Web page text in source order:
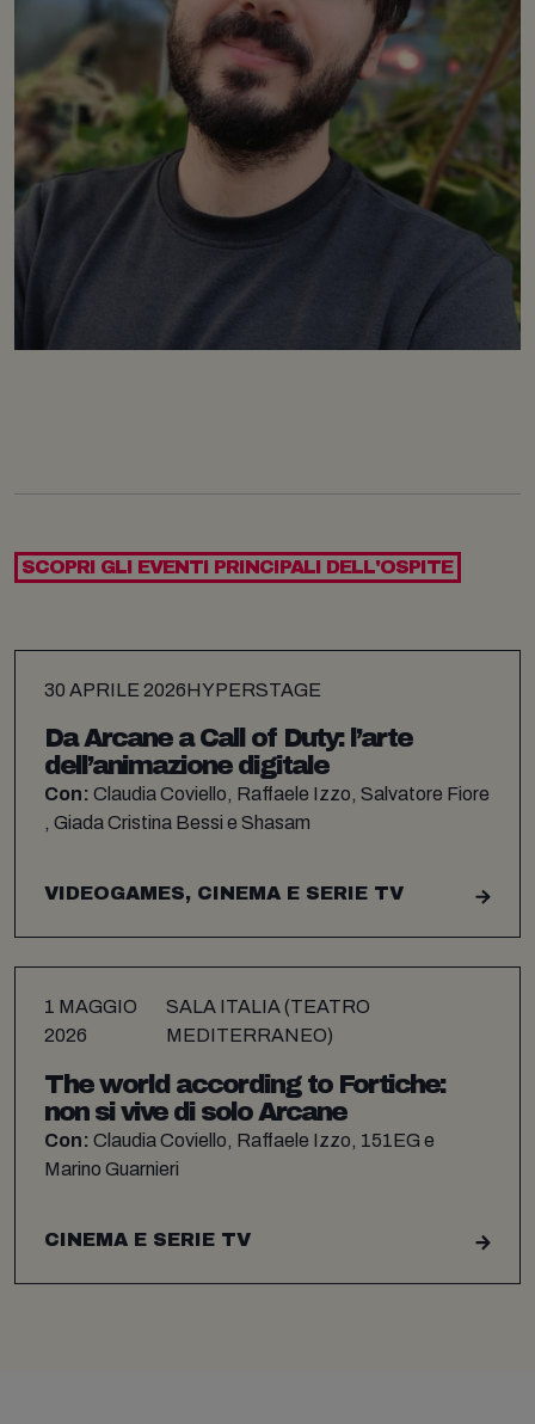
SCOPRI GLI EVENTI PRINCIPALI DELL'OSPITE
30 APRILE 2026HYPERSTAGE
Da Arcane a Call of Duty: l’arte
dell’animazione digitale​​​​​​​​​​​​​​​​
Con: Claudia Coviello, Raffaele Izzo, Salvatore Fiore
, Giada Cristina Bessi e Shasam
VIDEOGAMES, CINEMA E SERIE TV
1 MAGGIO
2026
SALA ITALIA (TEATRO
MEDITERRANEO)
The world according to Fortiche:
non si vive di solo Arcane
Con: Claudia Coviello, Raffaele Izzo, 151EG e
Marino Guarnieri
CINEMA E SERIE TV